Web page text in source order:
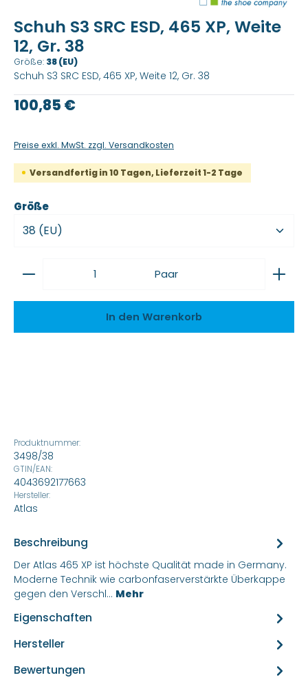
Schuh S3 SRC ESD, 465 XP, Weite
12, Gr. 38
Größe: 38 (EU)
Schuh S3 SRC ESD, 465 XP, Weite 12, Gr. 38
Regulärer Preis:
100,85 €
Preise exkl. MwSt. zzgl. Versandkosten
Versandfertig in 10 Tagen, Lieferzeit 1-2 Tage
Größeauswählen
Produkt Anzahl: Gib den gewünschten Wert
Paar
In den Warenkorb
Produktnummer:
3498/38
GTIN/EAN:
4043692177663
Hersteller:
Atlas
Beschreibung
Der Atlas 465 XP ist höchste Qualität made in Germany.
Moderne Technik wie carbonfaserverstärkte Überkappe
gegen den Verschl… Mehr
Eigenschaften
Hersteller
Bewertungen